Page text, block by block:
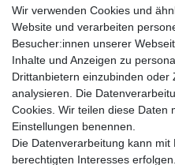
immer es möglich ist, auf den
Plastik.
Wir verwenden Cookies und
Website und verarbeiten
Besucher:innen unserer
Inhalte und Anzeigen zu
Drittanbietern einzubinden
analysieren. Die
Cookies. Wir teilen diese Daten
Einstellungen benennen.
Die Datenverarbeitung kann
berechtigten Interesses